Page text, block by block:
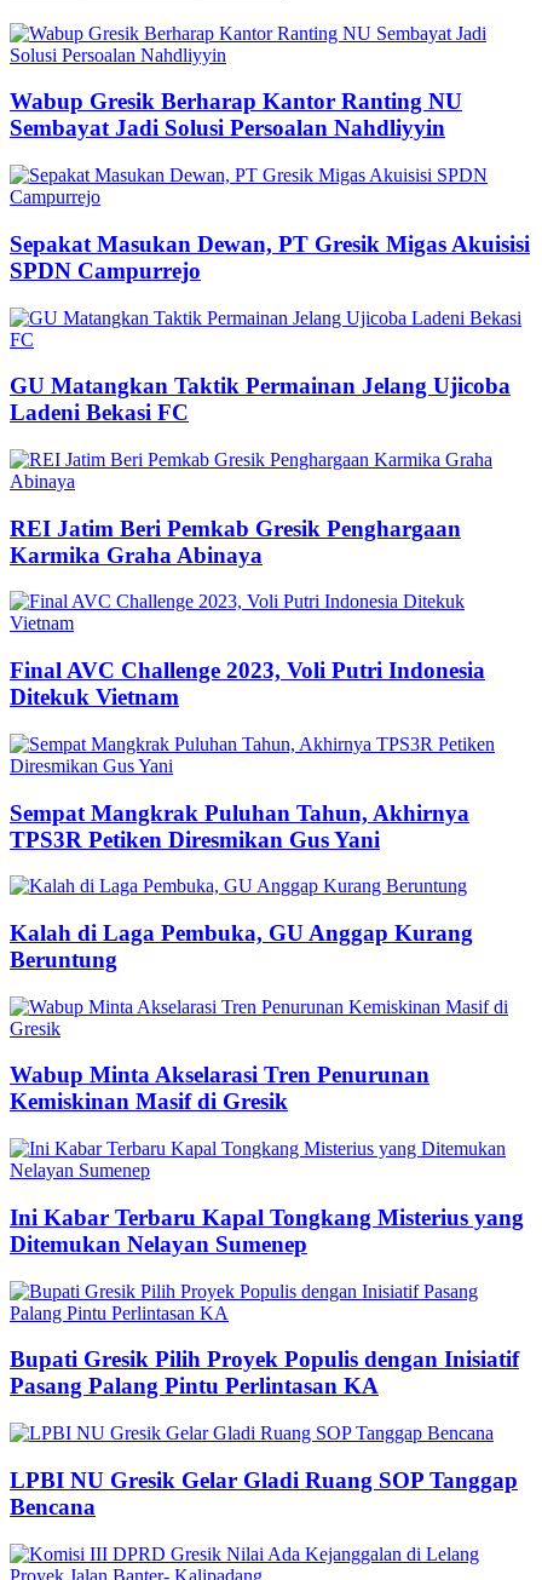
Wabup Gresik Berharap Kantor Ranting NU
Sembayat Jadi Solusi Persoalan Nahdliyyin
Sepakat Masukan Dewan, PT Gresik Migas Akuisisi
SPDN Campurrejo
GU Matangkan Taktik Permainan Jelang Ujicoba
Ladeni Bekasi FC
REI Jatim Beri Pemkab Gresik Penghargaan
Karmika Graha Abinaya
Final AVC Challenge 2023, Voli Putri Indonesia
Ditekuk Vietnam
Sempat Mangkrak Puluhan Tahun, Akhirnya
TPS3R Petiken Diresmikan Gus Yani
Kalah di Laga Pembuka, GU Anggap Kurang
Beruntung
Wabup Minta Akselarasi Tren Penurunan
Kemiskinan Masif di Gresik
Ini Kabar Terbaru Kapal Tongkang Misterius yang
Ditemukan Nelayan Sumenep
Bupati Gresik Pilih Proyek Populis dengan Inisiatif
Pasang Palang Pintu Perlintasan KA
LPBI NU Gresik Gelar Gladi Ruang SOP Tanggap
Bencana